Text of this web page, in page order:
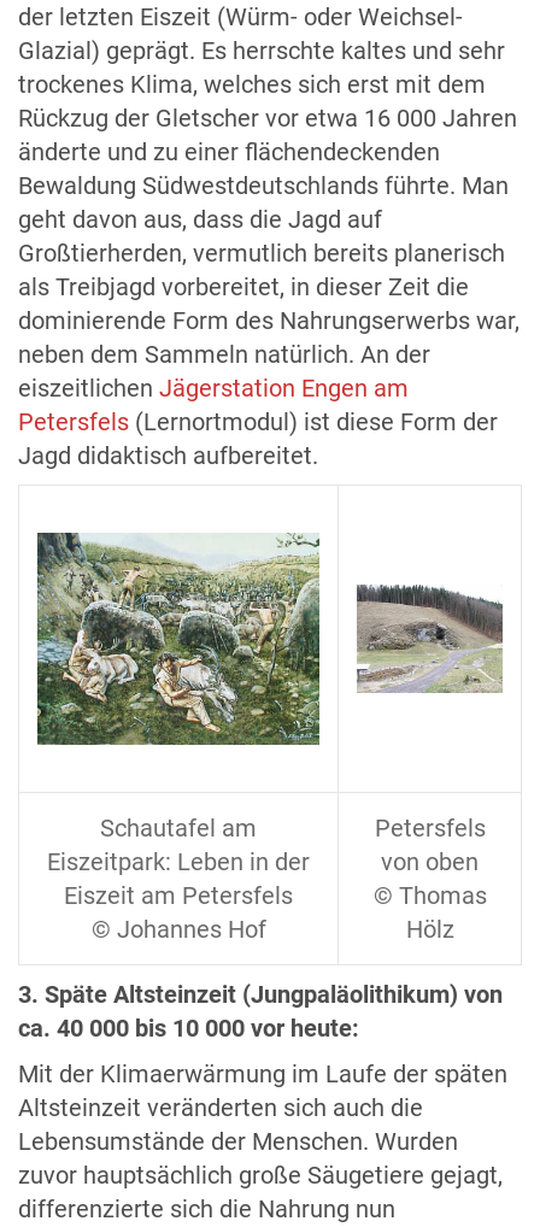
der letzten Eiszeit (Würm- oder Weichsel-
Glazial) geprägt. Es herrschte kaltes und sehr
trockenes Klima, welches sich erst mit dem
Rückzug der Gletscher vor etwa 16 000 Jahren
änderte und zu einer flächendeckenden
Bewaldung Südwestdeutschlands führte. Man
geht davon aus, dass die Jagd auf
Großtierherden, vermutlich bereits planerisch
als Treibjagd vorbereitet, in dieser Zeit die
dominierende Form des Nahrungserwerbs war,
neben dem Sammeln natürlich. An der
eiszeitlichen Jägerstation Engen am
Petersfels (Lernortmodul) ist diese Form der
Jagd didaktisch aufbereitet.
Schautafel am
Eiszeitpark: Leben in der
Eiszeit am Petersfels
© Johannes Hof
Petersfels
von oben
© Thomas
Hölz
3. Späte Altsteinzeit (Jungpaläolithikum) von
ca. 40 000 bis 10 000 vor heute:
Mit der Klimaerwärmung im Laufe der späten
Altsteinzeit veränderten sich auch die
Lebensumstände der Menschen. Wurden
zuvor hauptsächlich große Säugetiere gejagt,
differenzierte sich die Nahrung nun